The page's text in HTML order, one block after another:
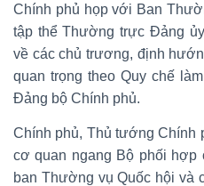
Chính phủ họp với Ban
tập thể Thường trực Đảng
về các chủ trương, định
quan trọng theo Quy chế
Đảng bộ Chính phủ.
Chính phủ, Thủ tướng Chính
cơ quan ngang Bộ phối hợp
ban Thường vụ Quốc hội và